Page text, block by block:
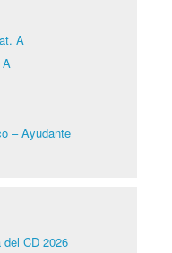
A
A
– Ayudante
del CD 2026